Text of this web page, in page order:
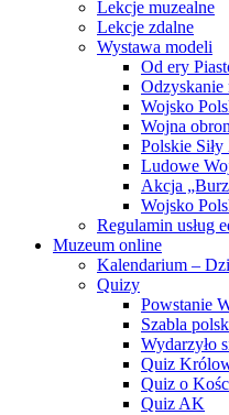
Lekcje muzealne
Lekcje zdalne
Wystawa modeli
Od ery
Odzyskanie
Wojsko
Wojna
Polskie
Ludowe
Akcja
Wojsko
Regulamin usług
Muzeum online
Kalendarium –
Quizy
Powstanie
Szabla
Wydarzyło
Quiz
Quiz o
Quiz AK